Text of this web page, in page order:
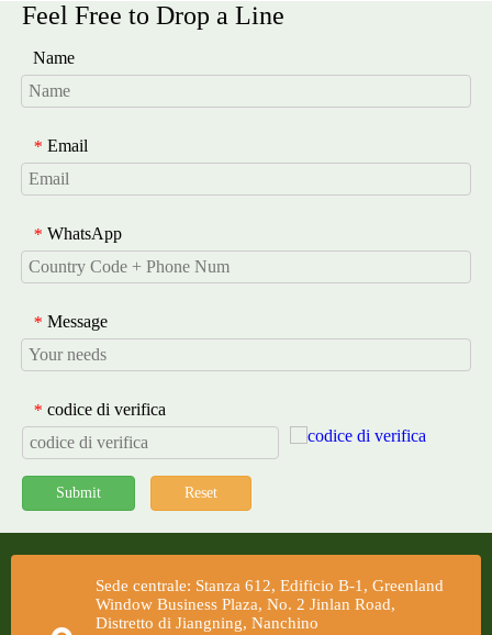
Feel Free to Drop a Line
Name
* Email
* WhatsApp
* Message
* codice di verifica
Submit Reset
Sede centrale: Stanza 612, Edificio B-1, Greenland
Window Business Plaza, No. 2 Jinlan Road,
Distretto di Jiangning, Nanchino